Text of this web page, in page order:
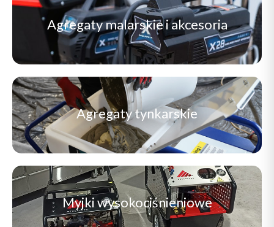
Agregaty malarskie i akcesoria
Agregaty tynkarskie
Myjki wysokociśnieniowe